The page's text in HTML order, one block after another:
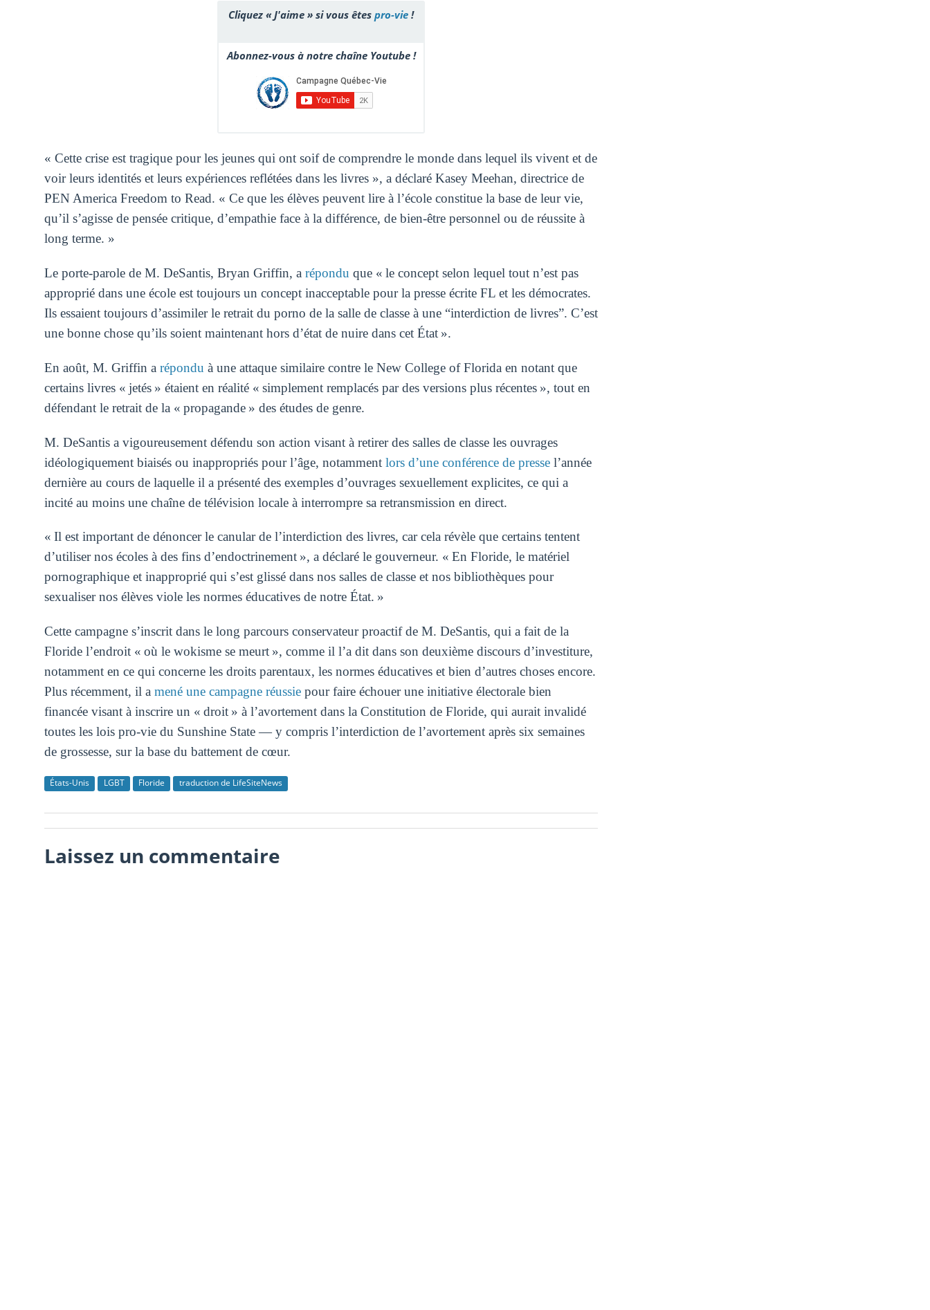
Cliquez « J'aime » si vous êtes pro-vie !
Abonnez-vous à notre chaîne Youtube !
« Cette crise est tragique pour les jeunes qui ont soif de comprendre le monde dans lequel ils vivent et de
voir leurs identités et leurs expériences reflétées dans les livres », a déclaré Kasey Meehan, directrice de
PEN America Freedom to Read. « Ce que les élèves peuvent lire à l’école constitue la base de leur vie,
qu’il s’agisse de pensée critique, d’empathie face à la différence, de bien-être personnel ou de réussite à
long terme. »
Le porte-parole de M. DeSantis, Bryan Griffin, a répondu que « le concept selon lequel tout n’est pas
approprié dans une école est toujours un concept inacceptable pour la presse écrite FL et les démocrates.
Ils essaient toujours d’assimiler le retrait du porno de la salle de classe à une “interdiction de livres”. C’est
une bonne chose qu’ils soient maintenant hors d’état de nuire dans cet État ».
En août, M. Griffin a répondu à une attaque similaire contre le New College of Florida en notant que
certains livres « jetés » étaient en réalité « simplement remplacés par des versions plus récentes », tout en
défendant le retrait de la « propagande » des études de genre.
M. DeSantis a vigoureusement défendu son action visant à retirer des salles de classe les ouvrages
idéologiquement biaisés ou inappropriés pour l’âge, notamment lors d’une conférence de pressel’année
dernière au cours de laquelle il a présenté des exemples d’ouvrages sexuellement explicites, ce qui a
incité au moins une chaîne de télévision locale à interrompre sa retransmission en direct.
« Il est important de dénoncer le canular de l’interdiction des livres, car cela révèle que certains tentent
d’utiliser nos écoles à des fins d’endoctrinement », a déclaré le gouverneur. « En Floride, le matériel
pornographique et inapproprié qui s’est glissé dans nos salles de classe et nos bibliothèques pour
sexualiser nos élèves viole les normes éducatives de notre État. »
Cette campagne s’inscrit dans le long parcours conservateur proactif de M. DeSantis, qui a fait de la
Floride l’endroit « où le wokisme se meurt », comme il l’a dit dans son deuxième discours d’investiture,
notamment en ce qui concerne les droits parentaux, les normes éducatives et bien d’autres choses encore.
Plus récemment, il a mené une campagne réussiepour faire échouer une initiative électorale bien
financée visant à inscrire un « droit » à l’avortement dans la Constitution de Floride, qui aurait invalidé
toutes les lois pro-vie du Sunshine State — y compris l’interdiction de l’avortement après six semaines
de grossesse, sur la base du battement de cœur.
États-Unis LGBT Floride traduction de LifeSiteNews
Laissez un commentaire